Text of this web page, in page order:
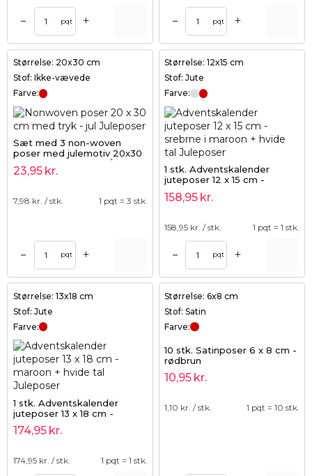
– pqt + – pqt +
Størrelse: 20x30 cm
Stof: Ikke-vævede
Farve:
Sæt med 3 non-woven
poser med julemotiv 20x30
cm - opakning til små
julegaver og branding til jul
23,95 kr.
7,98 kr. / stk. 1 pqt = 3 stk.
– pqt +
Størrelse: 12x15 cm
Stof: Jute
Farve:
1 stk. Adventskalender
juteposer 12 x 15 cm -
srebrne i maroon + hvide tal
158,95 kr.
158,95 kr. / stk. 1 pqt = 1 stk.
– pqt +
Størrelse: 13x18 cm
Stof: Jute
Farve:
1 stk. Adventskalender
juteposer 13 x 18 cm -
maroon + hvide tal
174,95 kr.
174,95 kr. / stk. 1 pqt = 1 stk.
Størrelse: 6x8 cm
Stof: Satin
Farve:
10 stk. Satinposer 6 x 8 cm -
rødbrun
10,95 kr.
1,10 kr. / stk. 1 pqt = 10 stk.